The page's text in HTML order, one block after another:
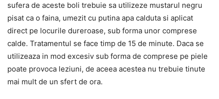
sufera de aceste boli trebuie sa utilizeze mustarul negru
pisat ca o faina, umezit cu putina apa calduta si aplicat
direct pe locurile dureroase, sub forma unor comprese
calde. Tratamentul se face timp de 15 de minute. Daca se
utilizeaza in mod excesiv sub forma de comprese pe piele
poate provoca leziuni, de aceea acestea nu trebuie tinute
mai mult de un sfert de ora.